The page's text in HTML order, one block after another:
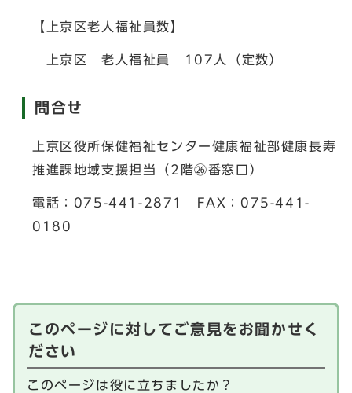
【上京区老人福祉員数】
上京区 老人福祉員 107人（定数）
問合せ
上京区役所保健福祉センター健康福祉部健康長寿
推進課地域支援担当（2階㉖番窓口）
電話：075-441-2871 FAX：075-441-
0180
このページに対してご意見をお聞かせく
ださい
このページは役に立ちましたか？